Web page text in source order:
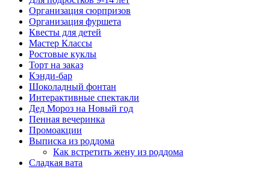
Организация сюрпризов
Организация фуршета
Квесты для детей
Мастер Классы
Ростовые куклы
Торт на заказ
Кэнди-бар
Шоколадный фонтан
Интерактивные спектакли
Дед Мороз на Новый год
Пенная вечеринка
Промоакции
Выписка из роддома
Как встретить жену из роддома
Сладкая вата